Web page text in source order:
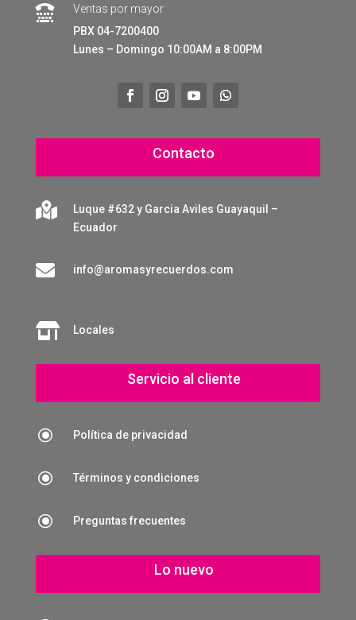

Ventas por mayor
PBX 04-7200400
Lunes – Domingo 10:00AM a 8:00PM
Contacto

Luque #632 y Garcia Aviles Guayaquil –
Ecuador
 info@aromasyrecuerdos.com
 Locales
Servicio al cliente
\ Política de privacidad
\ Términos y condiciones
\ Preguntas frecuentes
Lo nuevo